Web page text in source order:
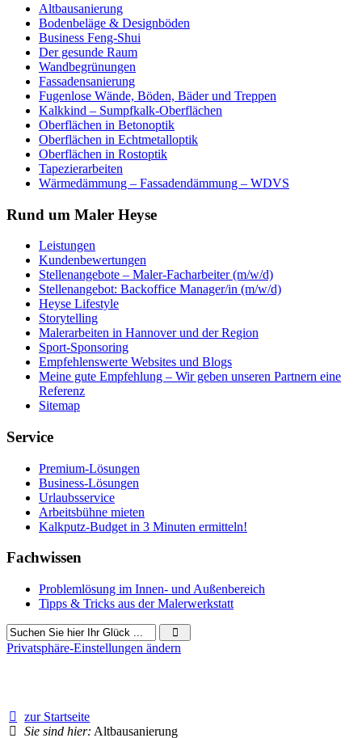
Altbausanierung
Bodenbeläge & Designböden
Business Feng-Shui
Der gesunde Raum
Wandbegrünungen
Fassadensanierung
Fugenlose Wände, Böden, Bäder und Treppen
Kalkkind – Sumpfkalk-Oberflächen
Oberflächen in Betonoptik
Oberflächen in Echtmetalloptik
Oberflächen in Rostoptik
Tapezierarbeiten
Wärmedämmung – Fassadendämmung – WDVS
Rund um Maler Heyse
Leistungen
Kundenbewertungen
Stellenangebote – Maler-Facharbeiter (m/w/d)
Stellenangebot: Backoffice Manager/in (m/w/d)
Heyse Lifestyle
Storytelling
Malerarbeiten in Hannover und der Region
Sport-Sponsoring
Empfehlenswerte Websites und Blogs
Meine gute Empfehlung – Wir geben unseren Partnern eine
Referenz
Sitemap
Service
Premium-Lösungen
Business-Lösungen
Urlaubsservice
Arbeitsbühne mieten
Kalkputz-Budget in 3 Minuten ermitteln!
Fachwissen
Problemlösung im Innen- und Außenbereich
Tipps & Tricks aus der Malerwerkstatt
Privatsphäre-Einstellungen ändern
zur Startseite
Sie sind hier: Altbausanierung